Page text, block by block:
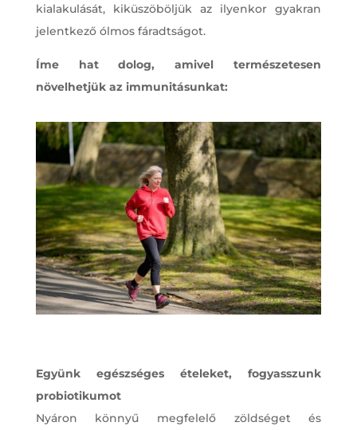
kialakulását, kiküszöböljük az ilyenkor gyakran
jelentkező ólmos fáradtságot.
Íme hat dolog, amivel természetesen
növelhetjük az immunitásunkat:
Együnk egészséges ételeket, fogyasszunk
probiotikumot
Nyáron könnyű megfelelő zöldséget és